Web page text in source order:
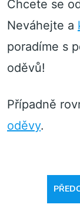
Chcete se
Neváhejte a
poradíme s
oděvů!
Případně
oděvy.